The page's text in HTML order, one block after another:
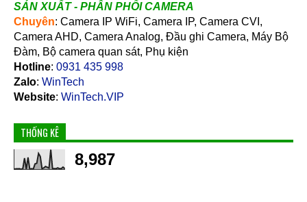
SẢN XUẤT - PHÂN PHỐI CAMERA
Chuyên: Camera IP WiFi, Camera IP, Camera CVI,
Camera AHD, Camera Analog, Đầu ghi Camera, Máy Bộ
Đàm, Bộ camera quan sát, Phụ kiện
Hotline: 0931 435 998
Zalo: WinTech
Website: WinTech.VIP
THỐNG KÊ
8,987